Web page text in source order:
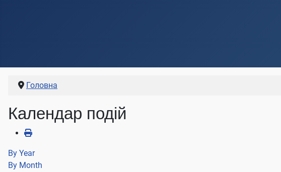
Головна
Календар подій
By Year
By Month